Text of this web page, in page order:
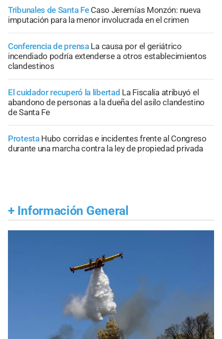
Tribunales de Santa Fe Caso Jeremías Monzón: nueva
imputación para la menor involucrada en el crimen
Conferencia de prensa La causa por el geriátrico
incendiado podría extenderse a otros establecimientos
clandestinos
El cuidador recuperó la libertad La Fiscalía atribuyó el
abandono de personas a la dueña del asilo clandestino
de Santa Fe
Protesta Hubo corridas e incidentes frente al Congreso
durante una marcha contra la ley de propiedad privada
+ Información General